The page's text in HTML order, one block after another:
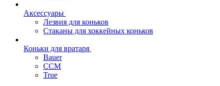
Аксессуары
Лезвия для коньков
Стаканы для хоккейных коньков
Коньки для вратаря
Bauer
CCM
True